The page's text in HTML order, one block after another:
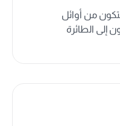
من أوائل
إلى الطائرة